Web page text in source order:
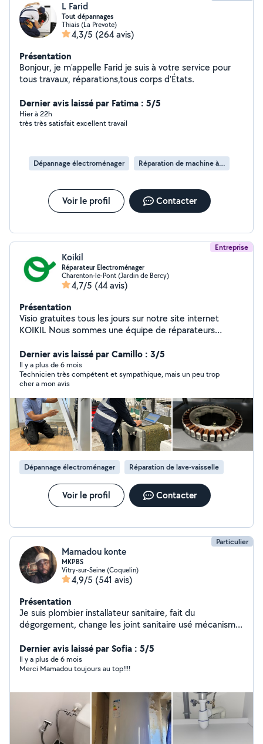
L Farid
Tout dépannages
Thiais (La Prevote)
4,3/5 (264 avis)
Présentation
Bonjour, je m'appelle Farid je suis à votre service pour
tous travaux, réparations,tous corps d'États.
Dernier avis laissé par Fatima : 5/5
Hier à 22h
très très satisfait excellent travail
Dépannage électroménager Réparation de machine à laver
Voir le profil Contacter
Entreprise
Koikil
Réparateur Electroménager
Charenton-le-Pont (Jardin de Bercy)
4,7/5 (44 avis)
Présentation
Visio gratuites tous les jours sur notre site internet
KOIKIL Nous sommes une équipe de réparateurs
Nous fournissons facture et garantie de 6 mois sur nos
interventions Nos forfaits, bonus de réparation déduit : -
Visio : gratuit - Lave-linge, Lave-vaisselle et sèche linge :
49 Euros - Réfrigérateur, congélateur, cave à vin, plaque
de cuisson, cuisinière, four encastrable et hotte : 74
Euros - Micro onde : 79 Euros - Four pose libre : 84 Euros
Le bonus de réparation s'applique lorsque l'appareil est
réparé. Plus d'informations sur notre site koikil
Dernier avis laissé par Camillo : 3/5
Il y a plus de 6 mois
Technicien très compétent et sympathique, mais un peu trop
cher a mon avis
Dépannage électroménager Réparation de lave-vaisselle
Voir le profil Contacter
Particulier
Mamadou konte
MKPBS
Vitry-sur-Seine (Coquelin)
4,9/5 (541 avis)
Présentation
Je suis plombier installateur sanitaire, fait du
dégorgement, change les joint sanitaire usé mécanisme
mal, installation meuble lavabo,cuisine etc...
Dernier avis laissé par Sofia : 5/5
Il y a plus de 6 mois
Merci Mamadou toujours au top!!!!